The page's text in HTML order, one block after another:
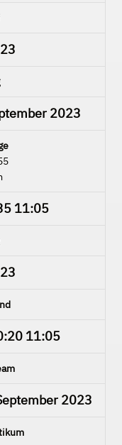
2023
11:05
11:05
2023